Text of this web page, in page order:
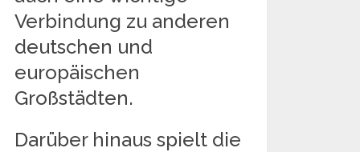
Verbindung zu anderen
deutschen und
europäischen
Großstädten.
Darüber hinaus spielt die